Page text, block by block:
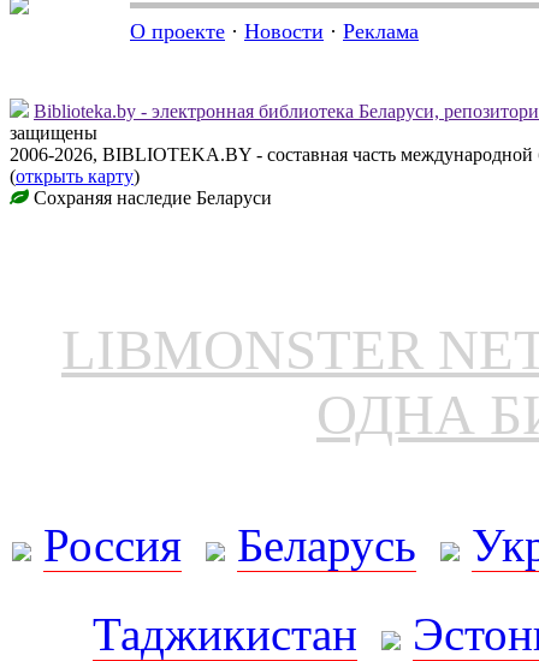
О проекте · Новости · Реклама
Biblioteka.by - электронная библиотека Беларуси,
защищены
2006-2026, BIBLIOTEKA.BY - составная часть
(открыть карту)
Сохраняя наследие Беларуси
LIBMONSTER
ОДНА
Россия Беларусь
Таджикистан